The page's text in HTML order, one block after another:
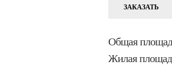
ЗАКАЗАТЬ
Общая
Жилая